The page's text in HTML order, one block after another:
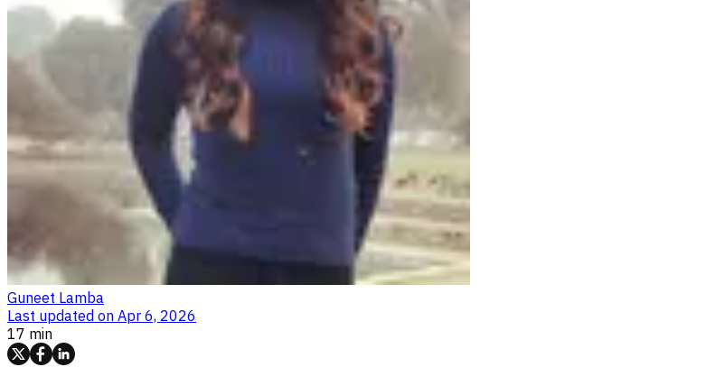
Guneet Lamba
Last updated on Apr 6, 2026
17 min